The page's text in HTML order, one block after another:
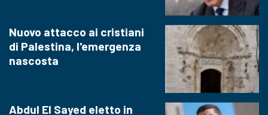
Nuovo attacco ai cristiani
di Palestina, l'emergenza
nascosta
Abdul El Sayed eletto in